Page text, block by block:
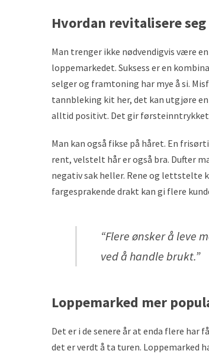
Hvordan revitalisere seg
Man trenger ikke nødvendigvis være
loppemarkedet. Suksess er en
selger og framtoning har mye å si.
tannbleking kit her, det kan utgjøre
alltid positivt. Det gir førsteinntrykket
Man kan også fikse på håret. En
rent, velstelt hår er også bra. Dufter
negativ sak heller. Rene og lettstelte
fargesprakende drakt kan gi flere
“Flere ønsker å leve
ved å handle brukt.”
Loppemarked mer
Det er i de senere år at enda flere
det er verdt å ta turen. Loppemarked